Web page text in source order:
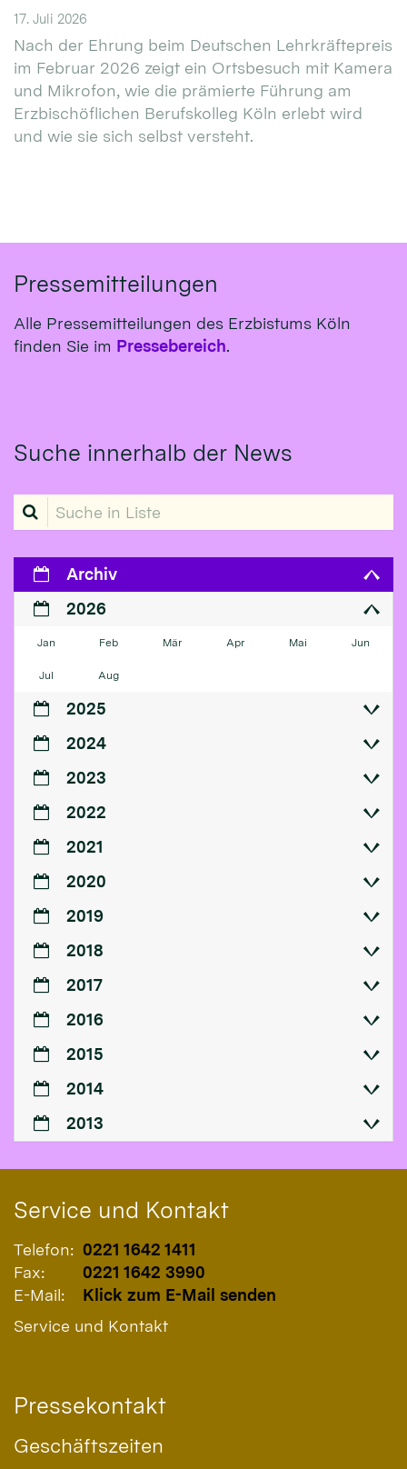
17. Juli 2026
Nach der Ehrung beim Deutschen Lehrkräftepreis
im Februar 2026 zeigt ein Ortsbesuch mit Kamera
und Mikrofon, wie die prämierte Führung am
Erzbischöflichen Berufskolleg Köln erlebt wird
und wie sie sich selbst versteht.
Pressemitteilungen
Alle Pressemitteilungen des Erzbistums Köln
finden Sie im Pressebereich.
Suche innerhalb der News
Suche in Liste
Archiv
2026
Jan Feb Mär Apr Mai Jun
Jul Aug
2025
2024
2023
2022
2021
2020
2019
2018
2017
2016
2015
2014
2013
Service und Kontakt
Telefon: 0221 1642 1411
Fax:
0221 1642 3990
E-Mail:
Klick zum E-Mail senden
Service und Kontakt
Pressekontakt
Geschäftszeiten